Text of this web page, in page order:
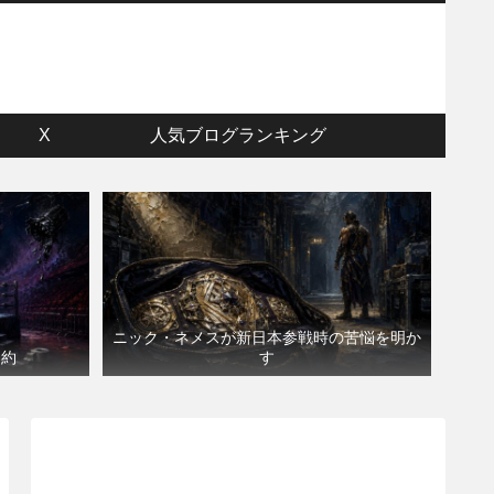
X 人気ブログランキング
ニック・ネメスが新日本参戦時の苦悩を明か
す